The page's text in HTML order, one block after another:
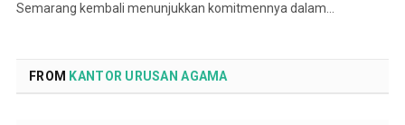
Semarang kembali menunjukkan komitmennya dalam…
FROM KANTOR URUSAN AGAMA